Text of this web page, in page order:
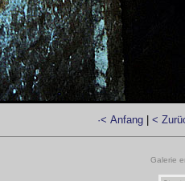
·< Anfang| <
Galerie